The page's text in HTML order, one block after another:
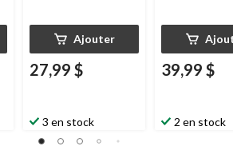
Ajouter
27,99 $
3 en stock
39,99 $
2 en stock